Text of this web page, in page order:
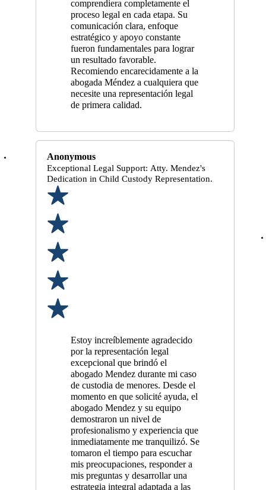
comprendiera completamente el
proceso legal en cada etapa. Su
comunicación clara, enfoque
estratégico y apoyo constante
fueron fundamentales para lograr
un resultado favorable.
Recomiendo encarecidamente a la
abogada Méndez a cualquiera que
necesite una representación legal
de primera calidad.
Anonymous
Exceptional Legal Support: Atty. Mendez's
Dedication in Child Custody Representation.
Estoy increíblemente agradecido
por la representación legal
excepcional que brindó el
abogado Mendez durante mi caso
de custodia de menores. Desde el
momento en que solicité ayuda, el
abogado Mendez y su equipo
demostraron un nivel de
profesionalismo y experiencia que
inmediatamente me tranquilizó. Se
tomaron el tiempo para escuchar
mis preocupaciones, responder a
mis preguntas y desarrollar una
estrategia integral adaptada a las